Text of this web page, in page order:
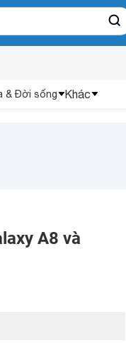
& Đời sống Khác
A8 và